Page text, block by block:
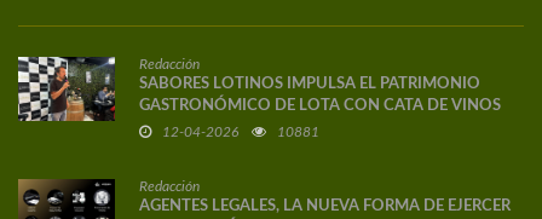
Redacción
SABORES LOTINOS IMPULSA EL PATRIMONIO
GASTRONÓMICO DE LOTA CON CATA DE VINOS
DE AUTOR
12-04-2026 10881
Redacción
AGENTES LEGALES, LA NUEVA FORMA DE EJERCER